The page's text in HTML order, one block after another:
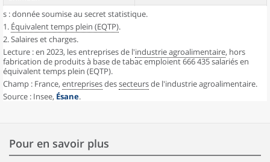
Fabrication de boissons
Fabrication de produits à base de
tabac
Ensemble hors fabrication de
produits à base de tabac
9 881
s : donnée soumise au secret statistique.
1. Équivalent temps plein (EQTP).
2. Salaires et charges.
Lecture : en 2023, les entreprises de l'industrie agroalimentaire, hors
fabrication de produits à base de tabac emploient 666 435 salariés en
équivalent temps plein (EQTP).
Champ : France, entreprisesdessecteursde l'industrie agroalimentaire.
Source : Insee, Ésane.
Pour en savoir plus